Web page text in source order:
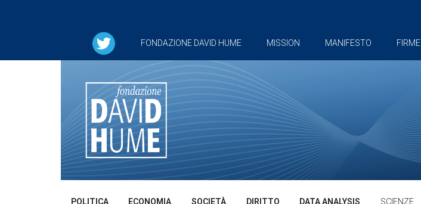
FONDAZIONE DAVID HUME MISSION MANIFESTO FIRME
POLITICA ECONOMIA SOCIETÀ DIRITTO DATA ANALYSIS SCIENZE